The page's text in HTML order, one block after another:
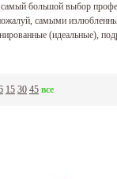
большой выбор
самыми
(идеальные),
15 30 45 все